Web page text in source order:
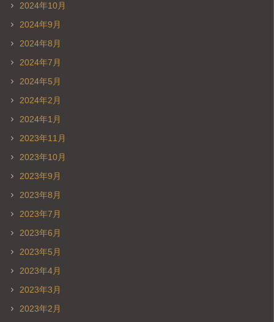
2024年10月
2024年9月
2024年8月
2024年7月
2024年5月
2024年2月
2024年1月
2023年11月
2023年10月
2023年9月
2023年8月
2023年7月
2023年6月
2023年5月
2023年4月
2023年3月
2023年2月